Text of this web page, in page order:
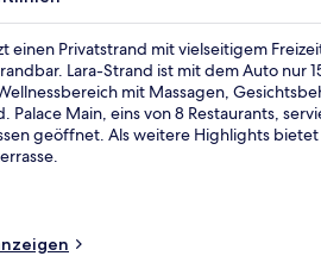
einen Privatstrand mit vielseitigem
Lara-Strand ist mit dem Auto
mit Massagen,
Main, eins von 8 Restaurants,
geöffnet. Als weitere Highlights